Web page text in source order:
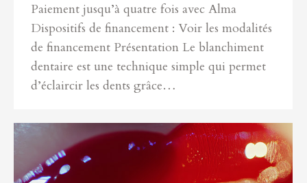
Paiement jusqu’à quatre fois avec Alma
Dispositifs de financement : Voir les modalités
de financement Présentation Le blanchiment
dentaire est une technique simple qui permet
d’éclaircir les dents grâce…